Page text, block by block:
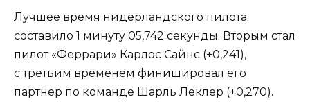
Лучшее время нидерландского пилота
составило 1 минуту 05,742 секунды. Вторым стал
пилот «Феррари» Карлос Сайнс (+0,241),
с третьим временем финишировал его
партнер по команде Шарль Леклер (+0,270).